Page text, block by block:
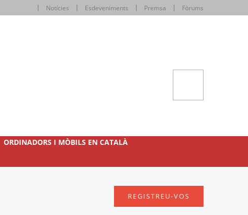
Notícies Esdeveniments Premsa Fòrums
ORDINADORS I MÒBILS EN CATALÀ
REGISTREU-VOS